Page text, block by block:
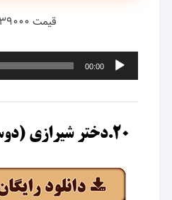
قیمت ۳۹۰۰۰ تومان
پخش‌کننده
صوت
00:00
۲۰.دختر شیرازی (دوست دختری دارم)